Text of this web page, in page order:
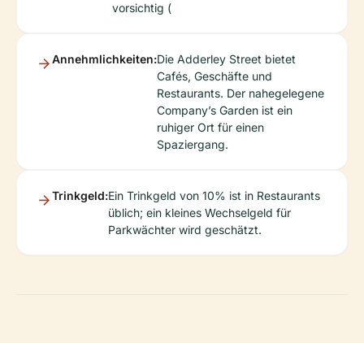
vorsichtig (
Annehmlichkeiten:Die Adderley Street bietet
Cafés, Geschäfte und
Restaurants. Der nahegelegene
Company’s Garden ist ein
ruhiger Ort für einen
Spaziergang.
Trinkgeld:Ein Trinkgeld von 10% ist in Restaurants
üblich; ein kleines Wechselgeld für
Parkwächter wird geschätzt.